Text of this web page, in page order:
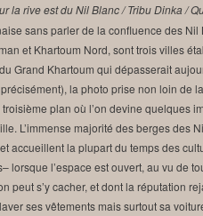
la rive est du Nil Blanc / Tribu Dinka /
sans parler de la confluence des
et Khartoum Nord, sont trois villes
Grand Khartoum qui dépasserait
la photo prise non loin de
plan où l’on devine quelques
L’immense majorité des berges des
accueillent la plupart du temps des
lorsque l’espace est ouvert, au vu de
peut s’y cacher, et dont la réputation
ses vêtements mais surtout sa